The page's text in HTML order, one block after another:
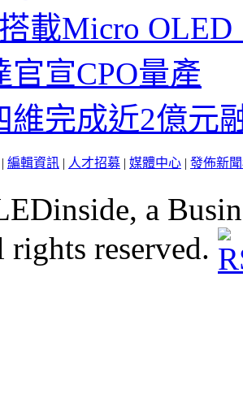
載Micro
官宣CPO量產
維完成近2億元
| 編輯資訊 | 人才招募 | 媒體中心 | 發佈新
a
reserved.